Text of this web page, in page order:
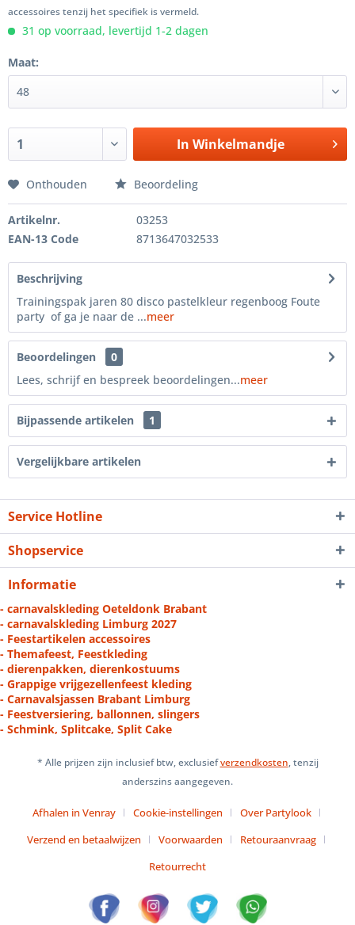
accessoires tenzij het specifiek is vermeld.
31 op voorraad, levertijd 1-2 dagen
Maat:
In Winkelmandje
Onthouden Beoordeling
Artikelnr.
03253
EAN-13 Code
8713647032533
Beschrijving
Trainingspak jaren 80 disco pastelkleur regenboog Foute
party of ga je naar de ...meer
Beoordelingen
0
Lees, schrijf en bespreek beoordelingen...meer
Bijpassende artikelen 1
Vergelijkbare artikelen
Service Hotline
Shopservice
Informatie
- carnavalskleding Oeteldonk Brabant
- carnavalskleding Limburg 2027
- Feestartikelen accessoires
- Themafeest, Feestkleding
- dierenpakken, dierenkostuums
- Grappige vrijgezellenfeest kleding
- Carnavalsjassen Brabant Limburg
- Feestversiering, ballonnen, slingers
- Schmink, Splitcake, Split Cake
* Alle prijzen zijn inclusief btw, exclusiefverzendkosten, tenzij
anderszins aangegeven.
Afhalen in Venray Cookie-instellingen
Over Partylook
Verzend en betaalwijzen
Voorwaarden
Retouraanvraag
Retourrecht